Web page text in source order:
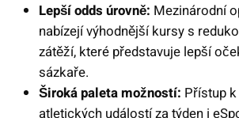
Lepší odds úrovně: Mezinárodní
nabízejí výhodnější kursy s
zátěží, které představuje lepší
sázkaře.
Široká paleta možností: Přístup
atletických událostí za týden i